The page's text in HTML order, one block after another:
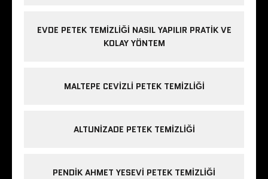
EVDE PETEK TEMIZLIĞI NASIL YAPILIR PRATIK VE
KOLAY YÖNTEM
MALTEPE CEVIZLI PETEK TEMIZLIĞI
ALTUNIZADE PETEK TEMIZLIĞI
PENDIK AHMET YESEVI PETEK TEMIZLIĞI